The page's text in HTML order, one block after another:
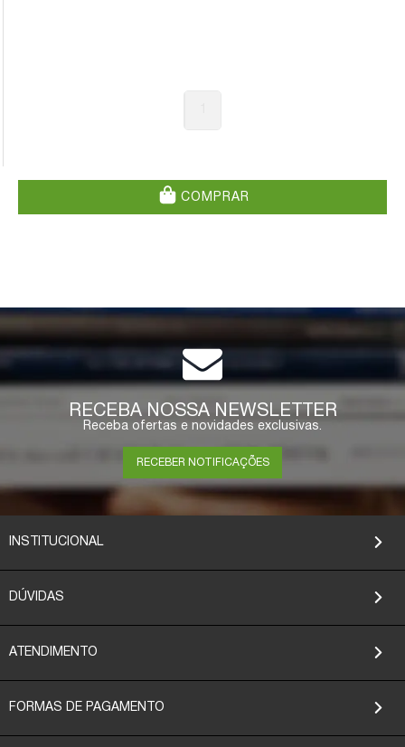
COMPRAR
RECEBA NOSSA NEWSLETTER
Receba ofertas e novidades exclusivas.
RECEBER NOTIFICAÇÕES
INSTITUCIONAL
DÚVIDAS
ATENDIMENTO
FORMAS DE PAGAMENTO